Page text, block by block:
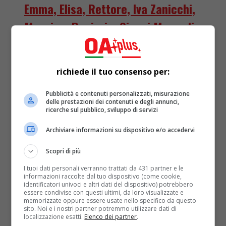
Emma, Elisa, Rettore, Iva Zanicchi,
Massimo Ranieri e Gianni Morandi
Amadeus ha appena comunicato, attraverso due
delle 20 condotta da Francesco Giorgino, i nomi dei
richiede il tuo consenso per:
Pubblicità e contenuti personalizzati, misurazione
delle prestazioni dei contenuti e degli annunci,
ricerche sul pubblico, sviluppo di servizi
Archiviare informazioni su dispositivo e/o accedervi
Scopri di più
I tuoi dati personali verranno trattati da 431 partner e le
informazioni raccolte dal tuo dispositivo (come cookie,
identificatori univoci e altri dati del dispositivo) potrebbero
essere condivise con questi ultimi, da loro visualizzate e
memorizzate oppure essere usate nello specifico da questo
sito. Noi e i nostri partner potremmo utilizzare dati di
localizzazione esatti. Elenco dei partner.